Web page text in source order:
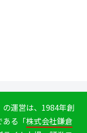
の運営は、1984年創
ある「株式会社鎌倉